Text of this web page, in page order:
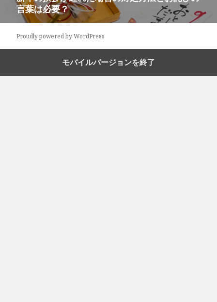
ン
の
投
稿:
言葉は必要？
Proudly powered by WordPress
モバイルバージョンを終了